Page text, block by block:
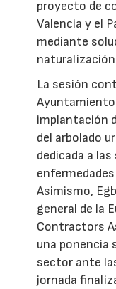
proyecto de
Valencia y el
mediante
naturalización
La sesión
Ayuntamiento
implantación
del arbolado
dedicada a
Asimismo,
general de la
Contractors
una ponencia
sector ante
jornada